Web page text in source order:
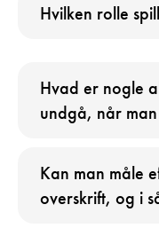
Hvilken rolle
Hvad er nogle
undgå, når
Kan man måle
overskrift, og i